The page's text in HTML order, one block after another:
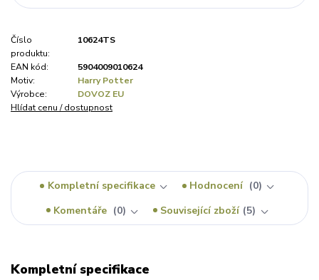
Číslo
produktu:
10624TS
EAN kód:
5904009010624
Motiv:
Harry Potter
Výrobce:
DOVOZ EU
Hlídat cenu / dostupnost
Kompletní specifikace Hodnocení
0
Komentáře
0 Související zboží 5
Kompletní specifikace